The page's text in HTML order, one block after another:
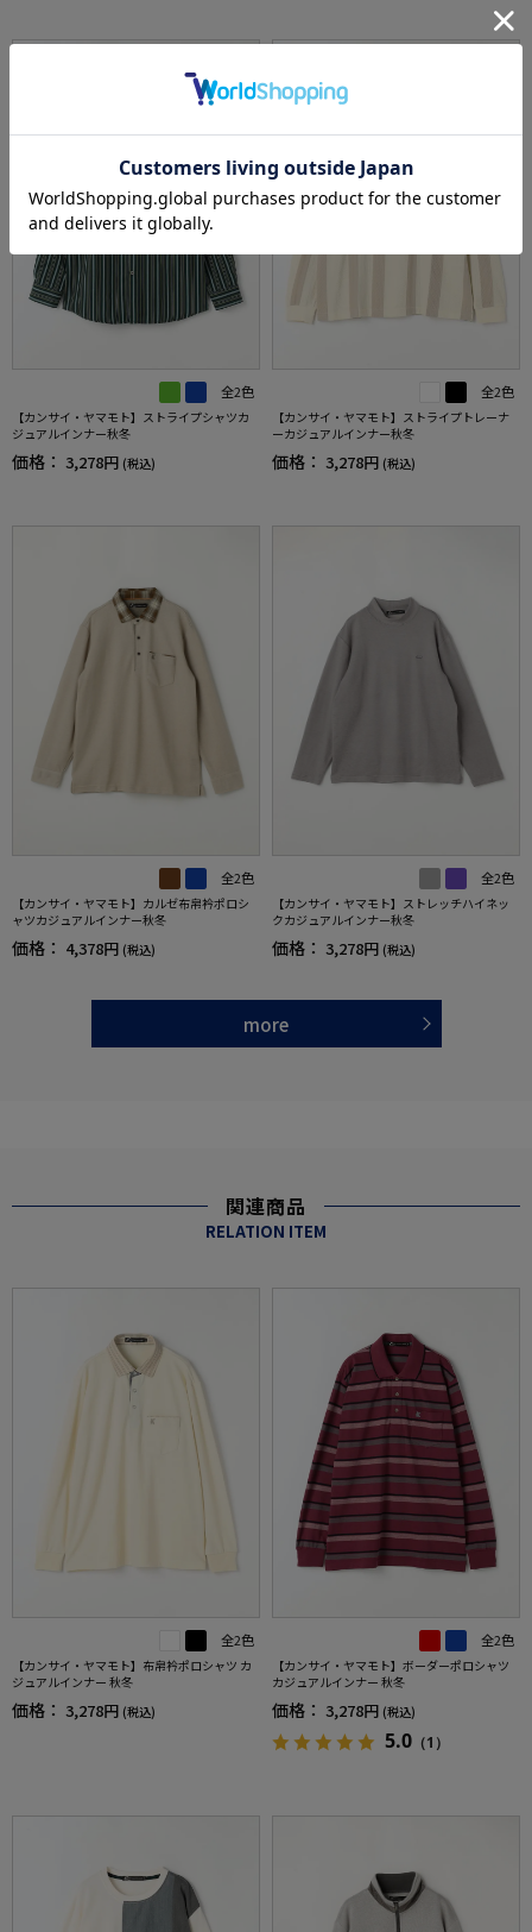
全2色
【カンサイ・ヤマモト】ストライプシャツカ
ジュアルインナー秋冬
価格： 3,278円 (税込)
全2色
【カンサイ・ヤマモト】ストライプトレーナ
ーカジュアルインナー秋冬
価格： 3,278円 (税込)
全2色
【カンサイ・ヤマモト】カルゼ布帛衿ポロシ
ャツカジュアルインナー秋冬
価格： 4,378円 (税込)
全2色
【カンサイ・ヤマモト】ストレッチハイネッ
クカジュアルインナー秋冬
価格： 3,278円 (税込)
more
関連商品
RELATION ITEM
全2色
【カンサイ・ヤマモト】布帛衿ポロシャツ カ
ジュアルインナー 秋冬
価格： 3,278円 (税込)
全2色
【カンサイ・ヤマモト】ボーダーポロシャツ
カジュアルインナー 秋冬
価格： 3,278円 (税込)
5.0 （1）